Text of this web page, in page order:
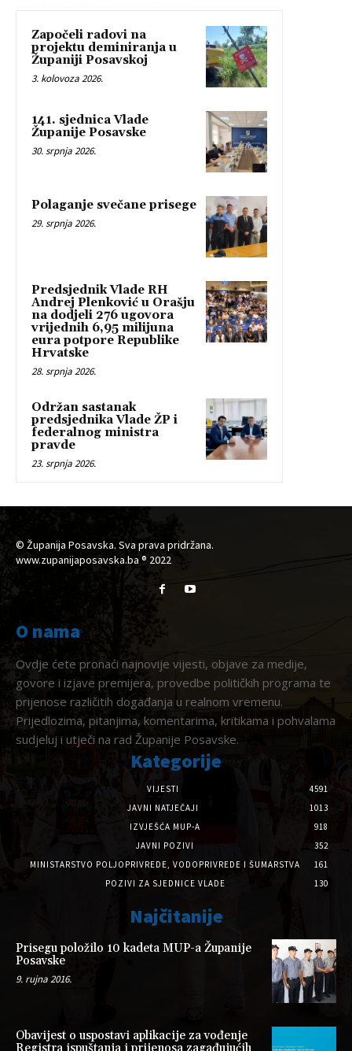
Započeli radovi na
projektu deminiranja u
Županiji Posavskoj
3. kolovoza 2026.
141. sjednica Vlade
Županije Posavske
30. srpnja 2026.
Polaganje svečane prisege
29. srpnja 2026.
Predsjednik Vlade RH
Andrej Plenković u Orašju
na dodjeli 276 ugovora
vrijednih 6,95 milijuna
eura potpore Republike
Hrvatske
28. srpnja 2026.
Održan sastanak
predsjednika Vlade ŽP i
federalnog ministra
pravde
23. srpnja 2026.
© Županija Posavska. Sva prava pridržana.
www.zupanijaposavska.ba ® 2022
O nama
Ovdje ćete pronaći najnovije vijesti, objave za medije,
govore i izjave premijera, provedbe političkih programa te
prijenose različitih događanja u realnom vremenu.
Prijedlozima, pitanjima, komentarima, kritikama i pohvalama
sudjeluj i utječi na rad Županije Posavske.
Kategorije
VIJESTI
4591
JAVNI NATJEČAJI
1013
IZVJEŠĆA MUP-A
918
JAVNI POZIVI
352
MINISTARSTVO POLJOPRIVREDE, VODOPRIVREDE I ŠUMARSTVA
161
POZIVI ZA SJEDNICE VLADE
130
Najčitanije
Prisegu položilo 10 kadeta MUP-a Županije
Posavske
9. rujna 2016.
Obavijest o uspostavi aplikacije za vođenje